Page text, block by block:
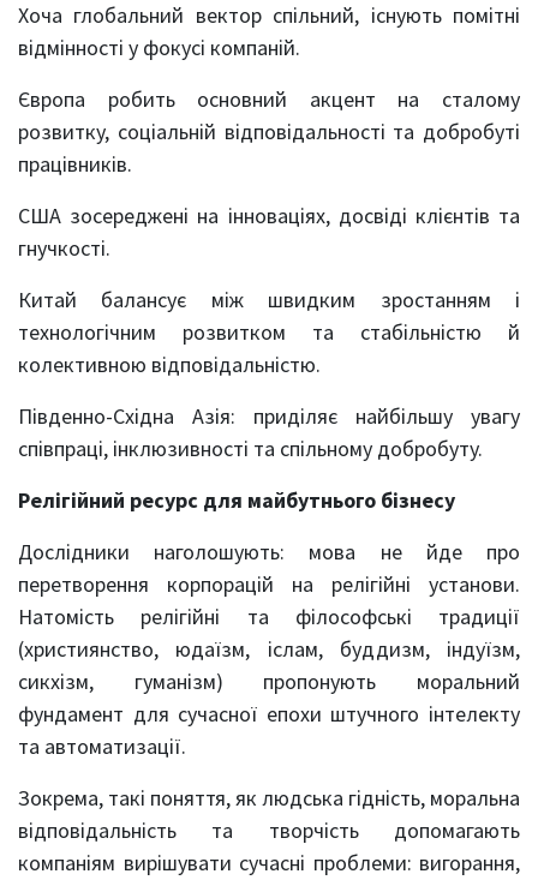
Хоча глобальний вектор спільний, існують помітні
відмінності у фокусі компаній.
Європа робить основний акцент на сталому
розвитку, соціальній відповідальності та добробуті
працівників.
США зосереджені на інноваціях, досвіді клієнтів та
гнучкості.
Китай балансує між швидким зростанням і
технологічним розвитком та стабільністю й
колективною відповідальністю.
Південно-Східна Азія: приділяє найбільшу увагу
співпраці, інклюзивності та спільному добробуту.
Релігійний ресурс для майбутнього бізнесу
Дослідники наголошують: мова не йде про
перетворення корпорацій на релігійні установи.
Натомість релігійні та філософські традиції
(християнство, юдаїзм, іслам, буддизм, індуїзм,
сикхізм, гуманізм) пропонують моральний
фундамент для сучасної епохи штучного інтелекту
та автоматизації.
Зокрема, такі поняття, як людська гідність, моральна
відповідальність та творчість допомагають
компаніям вирішувати сучасні проблеми: вигорання,